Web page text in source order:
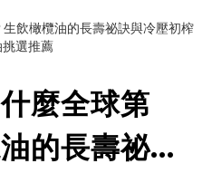
麼全球第
的長壽祕訣